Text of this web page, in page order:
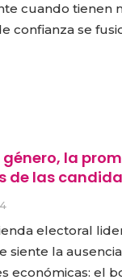
cuando tienen
confianza se
género, la
de las
electoral
siente la
económicas: el